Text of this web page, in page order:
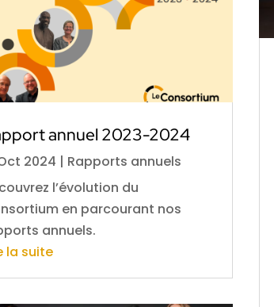
annuel 2023-2024
2024 | Rapports annuels
l’évolution du
en parcourant nos
annuels.
la suite